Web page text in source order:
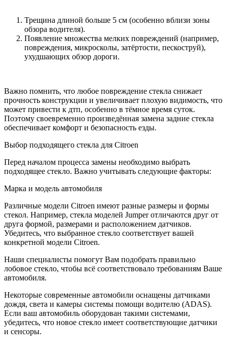
Трещина длиной больше 5 см (особенно вблизи зоны
обзора водителя).
Появление множества мелких повреждений (например,
повреждения, микросколы, затёртости, пескоструй),
ухудшающих обзор дороги.
Важно помнить, что любое повреждение стекла снижает
прочность конструкции и увеличивает плохую видимость, что
может привести к дтп, особенно в тёмное время суток.
Поэтому своевременно произведённая замена задние стекла
обеспечивает комфорт и безопасность езды.
Выбор подходящего стекла для Citroen
Перед началом процесса замены необходимо выбрать
подходящее стекло. Важно учитывать следующие факторы:
Марка и модель автомобиля
Различные модели Citroen имеют разные размеры и формы
стекол. Например, стекла моделей Jumper отличаются друг от
друга формой, размерами и расположением датчиков.
Убедитесь, что выбранное стекло соответствует вашей
конкретной модели Citroen.
Наши специалисты помогут Вам подобрать правильно
лобовое стекло, чтобы всё соответствовало требованиям Ваше
автомобиля.
Некоторые современные автомобили оснащены датчиками
дождя, света и камеры системы помощи водителю (ADAS).
Если ваш автомобиль оборудован такими системами,
убедитесь, что новое стекло имеет соответствующие датчики
и сенсоры.